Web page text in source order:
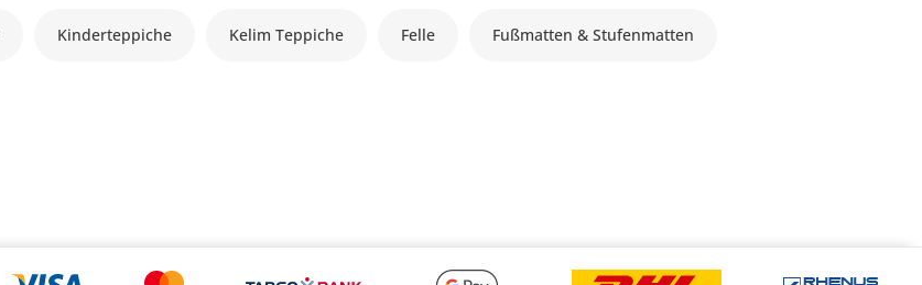
Kinderteppiche Kelim Teppiche Felle Fußmatten & Stufenmatten